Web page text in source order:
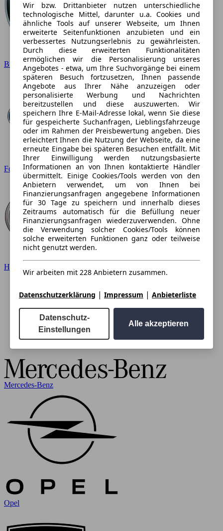
BMW
Ford
Hyundai
Mercedes-Benz
Opel
Wir bzw. Drittanbieter nutzen unterschiedliche
technologische Mittel, darunter u.a. Cookies und
ähnliche Tools auf unserer Webseite, um Ihnen
erweiterte Seitenfunktionen anzubieten und ein
verbessertes Nutzungserlebnis zu gewährleisten.
Durch diese erweiterten Funktionalitäten
ermöglichen wir die Personalisierung unseres
Angebotes - etwa, um Ihre Suchvorgänge bei einem
späteren Besuch fortzusetzen, Ihnen passende
Angebote aus Ihrer Nähe anzuzeigen oder
personalisierte Werbung und Nachrichten
bereitzustellen und diese auszuwerten. Wir
speichern Ihre E-Mail-Adresse lokal, wenn Sie diese
für gespeicherte Suchanfragen, Lieblingsfahrzeuge
oder im Rahmen der Preisbewertung angeben. Dies
erleichtert Ihnen die Nutzung der Webseite, da eine
erneute Eingabe bei späteren Besuchen entfällt. Mit
Ihrer Einwilligung werden nutzungsbasierte
Informationen an von Ihnen kontaktierte Händler
übermittelt. Einige Cookies/Tools werden von den
Anbietern verwendet, um von Ihnen bei
Finanzierungsanfragen angegebene Informationen
für 30 Tage zu speichern und innerhalb dieses
Zeitraums automatisch für die Befüllung neuer
Finanzierungsanfragen wiederzuverwenden. Ohne
die Verwendung solcher Cookies/Tools können
solche erweiterten Funktionen ganz oder teilweise
nicht genutzt werden.
Wir arbeiten mit 228 Anbietern zusammen.
Datenschutzerklärung | Impressum | Anbieterliste
Datenschutz-
Einstellungen
Alle akzeptieren